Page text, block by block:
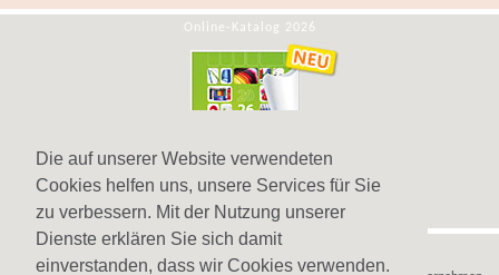
Die auf unserer Website verwendeten
Cookies helfen uns, unsere Services für Sie
zu verbessern. Mit der Nutzung unserer
Dienste erklären Sie sich damit
einverstanden, dass wir Cookies verwenden.
Online-Katalog 2026
Hinweis